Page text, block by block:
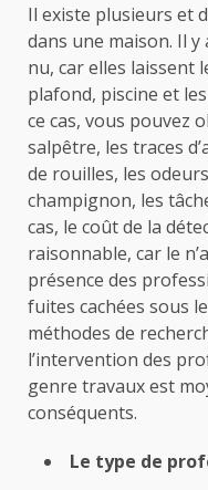
Il existe plusieurs et
dans une maison. Il y
nu, car elles laissent
plafond, piscine et
ce cas, vous pouvez
salpêtre, les traces
de rouilles, les
champignon, les
cas, le coût de la
raisonnable, car le
présence des
fuites cachées sous
méthodes de
l’intervention des
genre travaux est
conséquents.
Le type de